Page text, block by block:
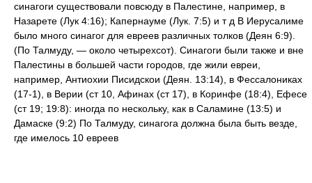
синагоги существовали повсюду в Палестине, например, в
Назарете (Лук 4:16); Капернауме (Лук. 7:5) и т д В Иерусалиме
было много синагог для евреев различных толков (Деян 6:9).
(По Талмуду, — около четырехсот). Синагоги были также и вне
Палестины в большей части городов, где жили евреи,
например, Антиохии Писидскои (Деян. 13:14), в Фессалониках
(17-1), в Верии (ст 10, Афинах (ст 17), в Коринфе (18:4), Ефесе
(ст 19; 19:8): иногда по нескольку, как в Саламине (13:5) и
Дамаске (9:2) По Талмуду, синагога должна была быть везде,
где имелось 10 евреев